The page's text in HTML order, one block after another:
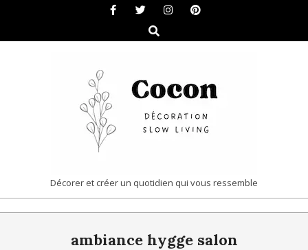
content
Search
COCON
|
DÉCORATION
Décorer et créer un quotidien qui vous ressemble
ambiance hygge salon